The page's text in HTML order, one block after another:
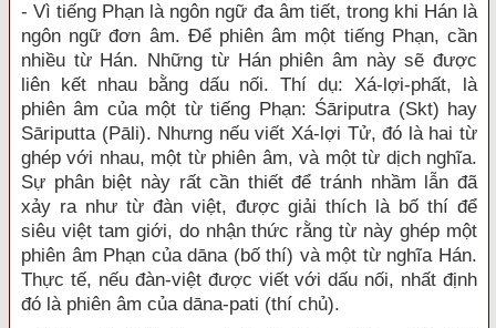
- Vì tiếng Phạn là ngôn ngữ đa âm tiết, trong khi Hán là
ngôn ngữ đơn âm. Để phiên âm một tiếng Phạn, cần
nhiều từ Hán. Những từ Hán phiên âm này sẽ được
liên kết nhau bằng dấu nối. Thí dụ: Xá-lợi-phất, là
phiên âm của một từ tiếng Phạn: Śāriputra (Skt) hay
Sāriputta (Pāli). Nhưng nếu viết Xá-lợi Tử, đó là hai từ
ghép với nhau, một từ phiên âm, và một từ dịch nghĩa.
Sự phân biệt này rất cần thiết để tránh nhầm lẫn đã
xảy ra như từ đàn việt, được giải thích là bố thí để
siêu việt tam giới, do nhận thức rằng từ này ghép một
phiên âm Phạn của dāna (bố thí) và một từ nghĩa Hán.
Thực tế, nếu đàn-việt được viết với dấu nối, nhất định
đó là phiên âm của dāna-pati (thí chủ).